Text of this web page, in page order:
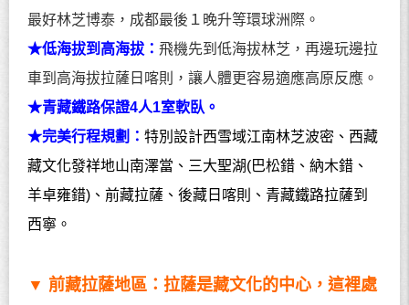
最好林芝博泰，成都最後１晚升等環球洲際。
★低海拔到高海拔： 飛機先到低海拔林芝，再邊玩邊拉
車到高海拔拉薩日喀則，讓人體更容易適應高原反應。
★青藏鐵路保證4人1室軟臥。
★完美行程規劃： 特別設計西雪域江南林芝波密、西藏
藏文化發祥地山南澤當、三大聖湖(巴松錯、納木錯、
羊卓雍錯) 、前藏拉薩、後藏日喀則、青藏鐵路拉薩到
西寧。
▼ 前藏拉薩地區：拉薩是藏文化的中心，這裡處